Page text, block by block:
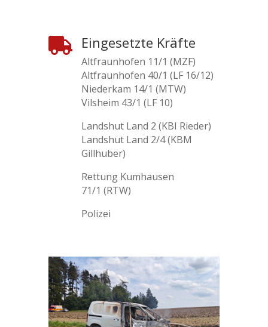
 Eingesetzte Kräfte
Altfraunhofen 11/1 (MZF)
Altfraunhofen 40/1 (LF 16/12)
Niederkam 14/1 (MTW)
Vilsheim 43/1 (LF 10)
Landshut Land 2 (KBI Rieder)
Landshut Land 2/4 (KBM
Gillhuber)
Rettung Kumhausen
71/1 (RTW)
Polizei